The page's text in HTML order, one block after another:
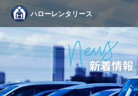
ハローレンタリース